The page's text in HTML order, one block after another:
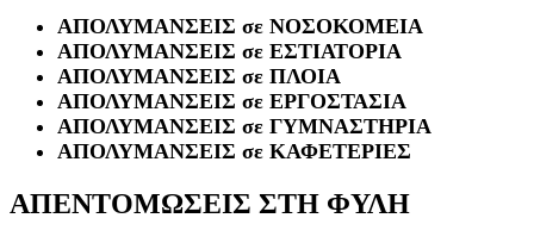
ΑΠΟΛΥΜΑΝΣΕΙΣ σε ΝΟΣΟΚΟΜΕΙΑ
ΑΠΟΛΥΜΑΝΣΕΙΣ σε ΕΣΤΙΑΤΟΡΙΑ
ΑΠΟΛΥΜΑΝΣΕΙΣ σε ΠΛΟΙΑ
ΑΠΟΛΥΜΑΝΣΕΙΣ σε ΕΡΓΟΣΤΑΣΙΑ
ΑΠΟΛΥΜΑΝΣΕΙΣ σε ΓΥΜΝΑΣΤΗΡΙΑ
ΑΠΟΛΥΜΑΝΣΕΙΣ σε ΚΑΦΕΤΕΡΙΕΣ
ΑΠΕΝΤΟΜΩΣΕΙΣ ΣΤΗ ΦΥΛΗ